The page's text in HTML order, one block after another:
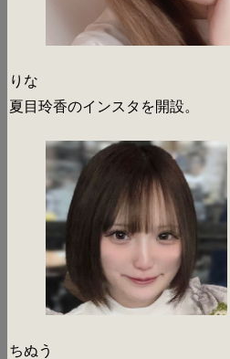
りな
夏目玲香のインスタを開設。
ちぬう